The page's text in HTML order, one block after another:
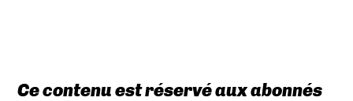
Ce contenu est réservé aux abonnés